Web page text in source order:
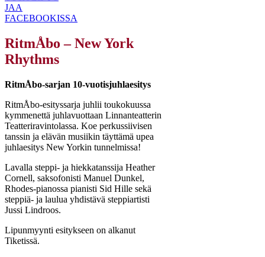
JAA
FACEBOOKISSA
RitmÅbo – New York
Rhythms
RitmÅbo-sarjan 10-vuotisjuhlaesitys
RitmÅbo-esityssarja juhlii toukokuussa
kymmenettä juhlavuottaan Linnanteatterin
Teatteriravintolassa. Koe perkussiivisen
tanssin ja elävän musiikin täyttämä upea
juhlaesitys New Yorkin tunnelmissa!
Lavalla steppi- ja hiekkatanssija Heather
Cornell, saksofonisti Manuel Dunkel,
Rhodes-pianossa pianisti Sid Hille sekä
steppiä- ja laulua yhdistävä steppiartisti
Jussi Lindroos.
Lipunmyynti esitykseen on alkanut
Tiketissä.